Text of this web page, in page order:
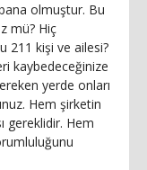
olmuştur. Bu
mü? Hiç
211 kişi ve ailesi?
kaybedeceğinize
yerde onları
Hem şirketin
gereklidir. Hem